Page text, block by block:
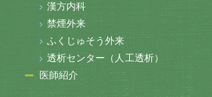
漢方内科
禁煙外来
ふくじゅそう外来
透析センター（人工透析）
医師紹介